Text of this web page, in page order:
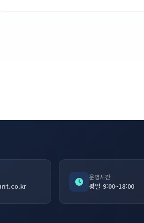
운영시간
평일 9:00~18:00